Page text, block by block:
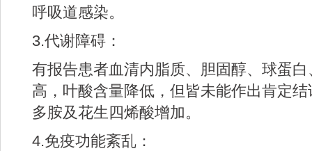
呼吸道感染。
3.代谢障碍：
有报告患者血清内脂质、胆固醇、球蛋
高，叶酸含量降低，但皆未能作出肯定
多胺及花生四烯酸增加。
4.免疫功能紊乱：